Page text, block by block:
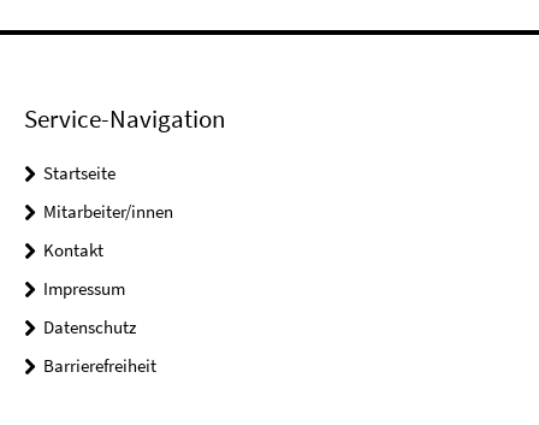
Service-Navigation
Startseite
Mitarbeiter/innen
Kontakt
Impressum
Datenschutz
Barrierefreiheit